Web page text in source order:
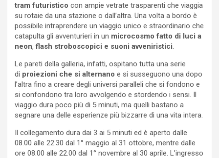
tram futuristico con ampie vetrate trasparenti che viaggia
su rotaie da una stazione o dall’altra. Una volta a bordo è
possibile intraprendere un viaggio unico e straordinario che
catapulta gli avventurieri in un microcosmo fatto di luci a
neon,flash stroboscopici e suoni avveniristici.
Le pareti della galleria, infatti, ospitano tutta una serie
di proiezioni che si alternano e si susseguono una dopo
l’altra fino a creare degli universi paralleli che si fondono e
si confondono tra loro avvolgendo e stordendo i sensi. Il
viaggio dura poco più di 5 minuti, ma quelli bastano a
segnare una delle esperienze più bizzarre di una vita intera.
Il collegamento dura dai 3 ai 5 minuti ed è aperto dalle
08.00 alle 22.30 dal 1° maggio al 31 ottobre, mentre dalle
ore 08.00 alle 22.00 dal 1° novembre al 30 aprile. L’ingresso